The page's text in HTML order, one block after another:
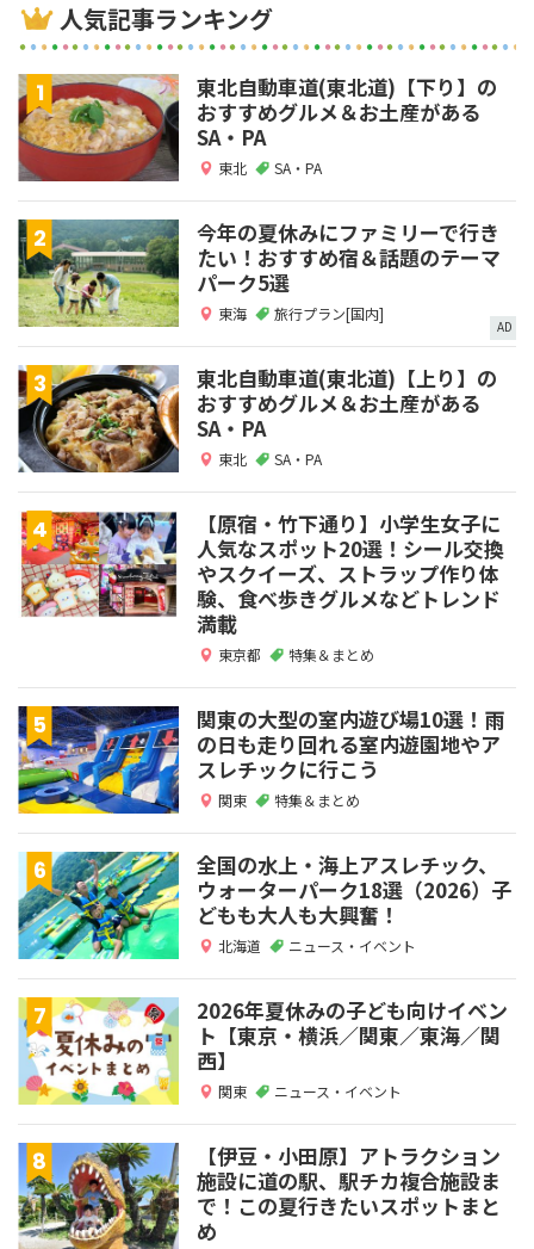
人気記事ランキング
東北自動車道(東北道)【下り】の
おすすめグルメ＆お土産がある
SA・PA
東北 SA・PA
今年の夏休みにファミリーで行き
たい！おすすめ宿＆話題のテーマ
パーク5選
東海 旅行プラン[国内]
AD
東北自動車道(東北道)【上り】の
おすすめグルメ＆お土産がある
SA・PA
東北 SA・PA
【原宿・竹下通り】小学生女子に
人気なスポット20選！シール交換
やスクイーズ、ストラップ作り体
験、食べ歩きグルメなどトレンド
満載
東京都 特集＆まとめ
関東の大型の室内遊び場10選！雨
の日も走り回れる室内遊園地やア
スレチックに行こう
関東 特集＆まとめ
全国の水上・海上アスレチック、
ウォーターパーク18選（2026）子
どもも大人も大興奮！
北海道 ニュース・イベント
2026年夏休みの子ども向けイベン
ト【東京・横浜／関東／東海／関
西】
関東 ニュース・イベント
【伊豆・小田原】アトラクション
施設に道の駅、駅チカ複合施設ま
で！この夏行きたいスポットまと
め